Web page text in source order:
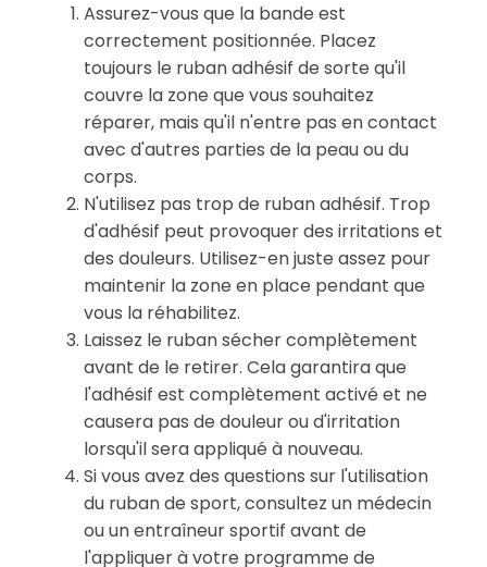
Assurez-vous que la bande est
correctement positionnée. Placez
toujours le ruban adhésif de sorte qu'il
couvre la zone que vous souhaitez
réparer, mais qu'il n'entre pas en contact
avec d'autres parties de la peau ou du
corps.
N'utilisez pas trop de ruban adhésif. Trop
d'adhésif peut provoquer des irritations et
des douleurs. Utilisez-en juste assez pour
maintenir la zone en place pendant que
vous la réhabilitez.
Laissez le ruban sécher complètement
avant de le retirer. Cela garantira que
l'adhésif est complètement activé et ne
causera pas de douleur ou d'irritation
lorsqu'il sera appliqué à nouveau.
Si vous avez des questions sur l'utilisation
du ruban de sport, consultez un médecin
ou un entraîneur sportif avant de
l'appliquer à votre programme de